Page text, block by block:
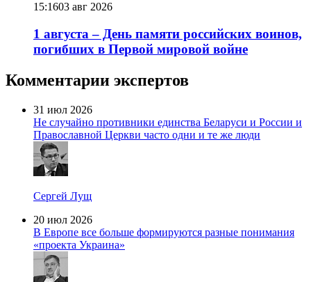
15:1603 авг 2026
1 августа – День памяти российских воинов,
погибших в Первой мировой войне
Комментарии экспертов
31 июл 2026
Не случайно противники единства Беларуси и России и
Православной Церкви часто одни и те же люди
Сергей Лущ
20 июл 2026
В Европе все больше формируются разные понимания
«проекта Украина»